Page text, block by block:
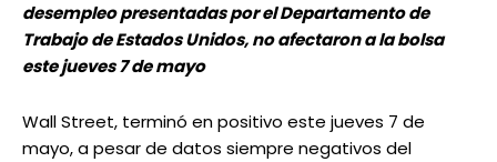
desempleo presentadas por el Departamento de
Trabajo de Estados Unidos, no afectaron a la bolsa
este jueves 7 de mayo
Wall Street, terminó en positivo este jueves 7 de
mayo, a pesar de datos siempre negativos del